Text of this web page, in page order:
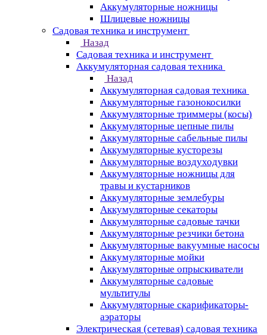
Аккумуляторные ножницы
Шлицевые ножницы
Cадовая техника и инструмент
Назад
Cадовая техника и инструмент
Аккумуляторная садовая техника
Назад
Аккумуляторная садовая техника
Аккумуляторные газонокосилки
Аккумуляторные триммеры (косы)
Аккумуляторные цепные пилы
Аккумуляторные сабельные пилы
Аккумуляторные кусторезы
Аккумуляторные воздуходувки
Аккумуляторные ножницы для
травы и кустарников
Аккумуляторные землебуры
Аккумуляторные секаторы
Аккумуляторные садовые тачки
Аккумуляторные резчики бетона
Аккумуляторные вакуумные насосы
Аккумуляторные мойки
Аккумуляторные опрыскиватели
Аккумуляторные садовые
мультитулы
Аккумуляторные скарификаторы-
аэраторы
Электрическая (сетевая) садовая техника